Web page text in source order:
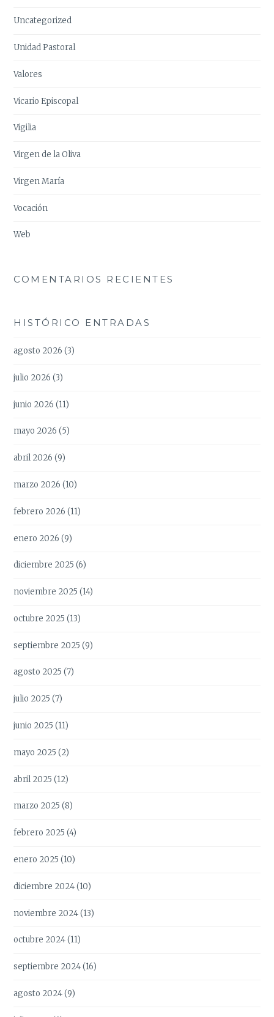
Uncategorized
Unidad Pastoral
Valores
Vicario Episcopal
Vigilia
Virgen de la Oliva
Virgen María
Vocación
Web
COMENTARIOS RECIENTES
HISTÓRICO ENTRADAS
agosto 2026 (3)
julio 2026 (3)
junio 2026 (11)
mayo 2026 (5)
abril 2026 (9)
marzo 2026 (10)
febrero 2026 (11)
enero 2026 (9)
diciembre 2025 (6)
noviembre 2025 (14)
octubre 2025 (13)
septiembre 2025 (9)
agosto 2025 (7)
julio 2025 (7)
junio 2025 (11)
mayo 2025 (2)
abril 2025 (12)
marzo 2025 (8)
febrero 2025 (4)
enero 2025 (10)
diciembre 2024(10)
noviembre 2024(13)
octubre 2024(11)
septiembre 2024(16)
agosto 2024(9)